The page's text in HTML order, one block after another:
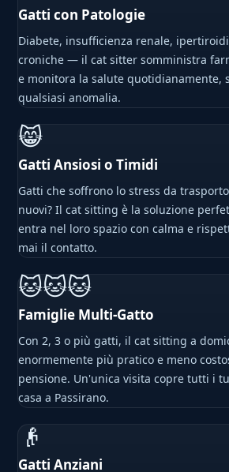
Gatti con Patologie
Diabete, insufficienza renale,
croniche — il cat sitter somministra
e monitora la salute quotidianamente,
qualsiasi anomalia.
😸
Gatti Ansiosi o Timidi
Gatti che soffrono lo stress da
nuovi? Il cat sitting è la soluzione
entra nel loro spazio con calma e
mai il contatto.
🐱🐱🐱
Famiglie Multi-Gatto
Con 2, 3 o più gatti, il cat sitting a
enormemente più pratico e meno
pensione. Un'unica visita copre tutti i
casa a Passirano.
👴
Gatti Anziani